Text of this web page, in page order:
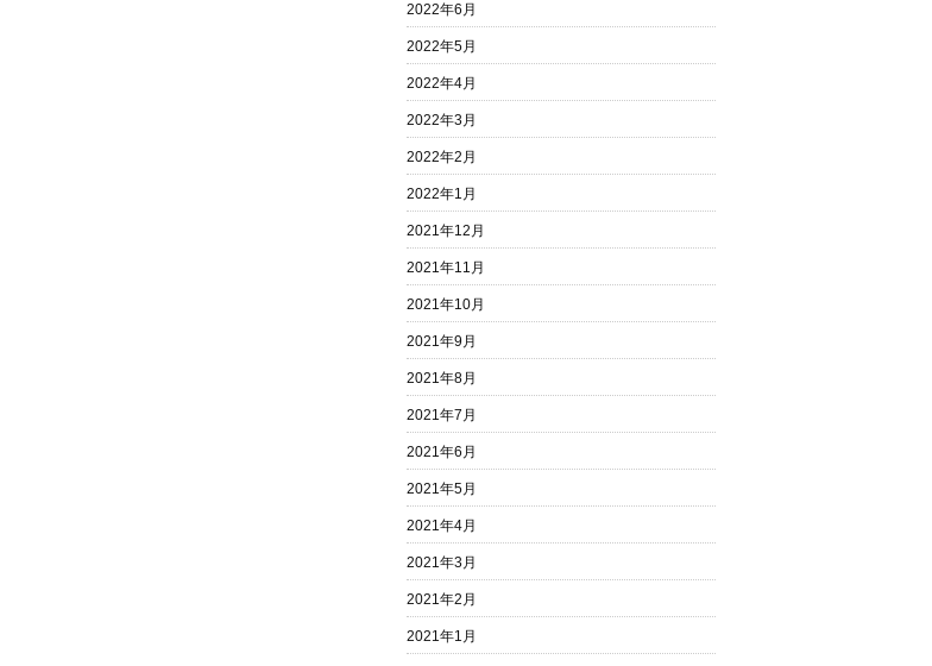
2022年6月
2022年5月
2022年4月
2022年3月
2022年2月
2022年1月
2021年12月
2021年11月
2021年10月
2021年9月
2021年8月
2021年7月
2021年6月
2021年5月
2021年4月
2021年3月
2021年2月
2021年1月